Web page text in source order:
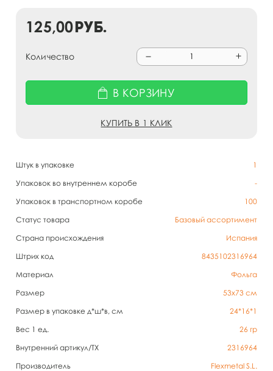
Штук в упаковке
1
Упаковок во внутреннем коробе
-
Упаковок в транспортном коробе
100
Статус товара
Базовый ассортимент
Страна происхождения
Испания
Штрих код
8435102316964
Материал
Фольга
Размер
53х73 см
Размер в упаковке д*ш*в, см
24*16*1
Вес 1 ед.
26 гр
Внутренний артикул/TX
2316964
Производитель
Flexmetal S.L.
125,00руб.
Количество
В КОРЗИНУ
КУПИТЬ В 1 КЛИК